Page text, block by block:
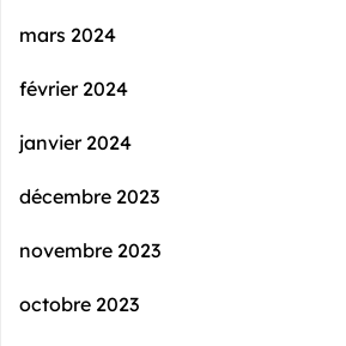
mars 2024
février 2024
janvier 2024
décembre 2023
novembre 2023
octobre 2023